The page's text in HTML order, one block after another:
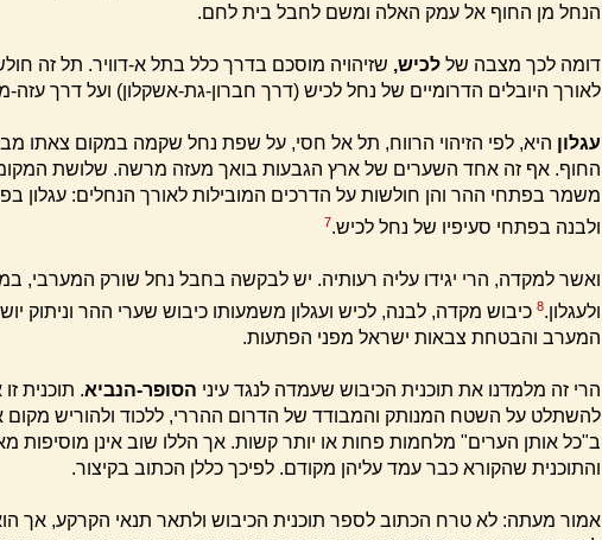
הנחל מן החוף אל עמק האלה ומשם לחבל בית לחם.
דומה לכך מצבה של לכיש, שזיהויה מוסכם בדרך כלל בתל א-דוויר. תל זה
לאורך היובלים הדרומיים של נחל לכיש (דרך חברון-גת-אשקלון) ועל דרך
עגלון היא, לפי הזיהוי הרווח, תל אל חסי, על שפת נחל שקמה במקום צאתו
החוף. אף זה אחד השערים של ארץ הגבעות בואך מעזה מרשה. שלושת
משמר בפתחי ההר והן חולשות על הדרכים המובילות לאורך הנחלים: עגלון
ולבנה בפתחי סעיפיו של נחל לכיש.7
ואשר למקדה, הרי יגידו עליה רעותיה. יש לבקשה בחבל נחל שורק המערבי,
ולעגלון.8 כיבוש מקדה, לבנה, לכיש ועגלון משמעותו כיבוש שערי ההר וניתוק
המערב והבטחת צבאות ישראל מפני הפתעות.
הרי זה מלמדנו את תוכנית הכיבוש שעמדה לנגד עיני הסופר-הנביא. תוכנית
להשתלט על השטח המנותק והמבודד של הדרום ההררי, ללכוד ולהוריש מקום
ב"כל אותן הערים" מלחמות פחות או יותר קשות. אך הללו שוב אינן מוסיפות
והתוכנית שהקורא כבר עמד עליהן מקודם. לפיכך כללן הכתוב בקיצור.
אמור מעתה: לא טרח הכתוב לספר תוכנית הכיבוש ולתאר תנאי הקרקע, אך